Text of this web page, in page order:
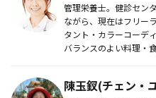
管理栄養士。健診セン
ながら、現在はフリー
タント・カラーコーデ
バランスのよい料理・
陳玉釵(チェン・